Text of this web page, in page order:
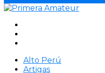
Alto Perú
Artigas